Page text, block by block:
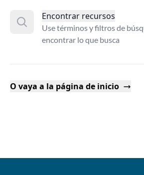
Encontrar recursos
Use términos y filtros de
encontrar lo que busca
O vaya a la página de inicio